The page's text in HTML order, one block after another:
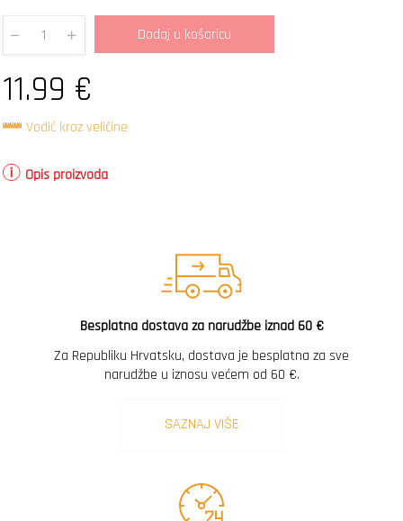
Quantity
Dodaj u košaricu
11.99 €
Vodič kroz veličine
Opis proizvoda
Besplatna dostava za narudžbe iznad 60 €
Za Republiku Hrvatsku, dostava je besplatna za sve
narudžbe u iznosu većem od 60 €.
SAZNAJ VIŠE